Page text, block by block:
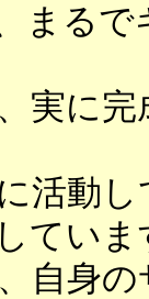
まる
実に
活動
ていま
自身